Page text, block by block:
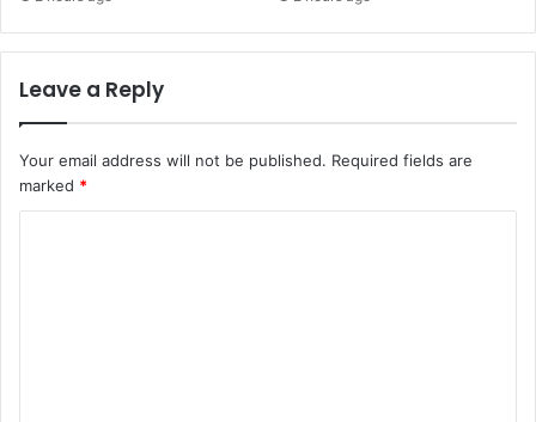
Leave a Reply
Your email address will not be published. Required fields are
marked *